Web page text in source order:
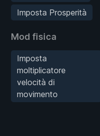
Imposta Prosperità
Mod fisica
Imposta
moltiplicatore
velocità di
movimento